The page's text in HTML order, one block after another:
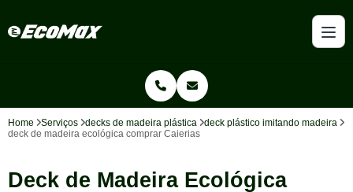
Home Serviços decks de madeira plástica
deck plástico imitando madeira
deck de madeira ecológica comprar Caierias
Deck de Madeira Ecológica